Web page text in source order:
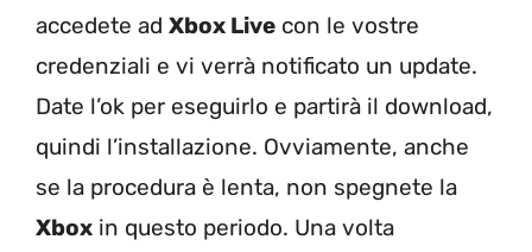
accedete ad Xbox Live con le vostre
credenziali e vi verrà notificato un update.
Date l’ok per eseguirlo e partirà il download,
quindi l’installazione. Ovviamente, anche
se la procedura è lenta, non spegnete la
Xbox in questo periodo. Una volta